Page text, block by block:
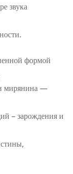
звука
формой
мирянина —
– зарождения и